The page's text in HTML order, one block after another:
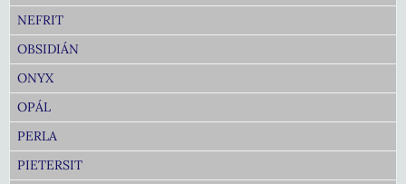
NEFRIT
OBSIDIÁN
ONYX
OPÁL
PERLA
PIETERSIT